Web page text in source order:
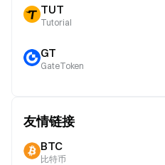
TUT
Tutorial
GT
GateToken
友情链接
BTC
比特币